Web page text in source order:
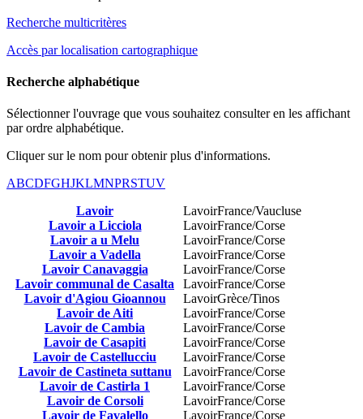
Recherche multicritères
Accès par localisation cartographique
Recherche alphabétique
Sélectionner l'ouvrage que vous souhaitez consulter en les affichant
par ordre alphabétique.
Cliquer sur le nom pour obtenir plus d'informations.
ABCDFGHJKLMNPRSTUV
Lavoir
LavoirFrance/Vaucluse
Lavoir a Licciola
LavoirFrance/Corse
Lavoir a u Melu
LavoirFrance/Corse
Lavoir a Vadella
LavoirFrance/Corse
Lavoir Canavaggia
LavoirFrance/Corse
Lavoir communal de Casalta
LavoirFrance/Corse
Lavoir d'Agiou Gioannou
LavoirGrèce/Tinos
Lavoir de Aiti
LavoirFrance/Corse
Lavoir de Cambia
LavoirFrance/Corse
Lavoir de Casapiti
LavoirFrance/Corse
Lavoir de Castellucciu
LavoirFrance/Corse
Lavoir de Castineta suttanu
LavoirFrance/Corse
Lavoir de Castirla 1
LavoirFrance/Corse
Lavoir de Corsoli
LavoirFrance/Corse
Lavoir de Favalello
LavoirFrance/Corse